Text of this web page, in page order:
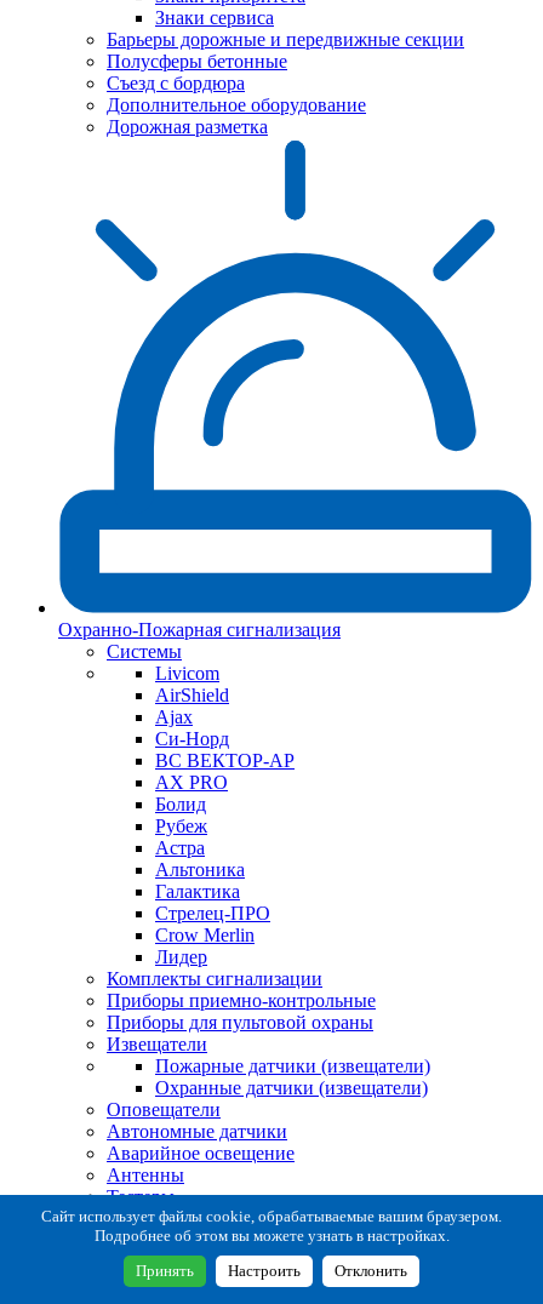
Знаки сервиса
Барьеры дорожные и передвижные секции
Полусферы бетонные
Съезд с бордюра
Дополнительное оборудование
Дорожная разметка
Охранно-Пожарная сигнализация
Системы
Livicom
AirShield
Ajax
Си-Норд
ВС ВЕКТОР-АР
AX PRO
Болид
Рубеж
Астра
Альтоника
Галактика
Стрелец-ПРО
Crow Merlin
Лидер
Комплекты сигнализации
Приборы приемно-контрольные
Приборы для пультовой охраны
Извещатели
Пожарные датчики (извещатели)
Охранные датчики (извещатели)
Оповещатели
Автономные датчики
Аварийное освещение
Антенны
Тестеры
Система сбора извещений
Расходные и монтажные материалы
Коробки коммутационные
Кронштейны для извещателей
Сайт использует файлы cookie, обрабатываемые вашим браузером.
Подробнее об этом вы можете узнать в настройках.
Принять Настроить Отклонить